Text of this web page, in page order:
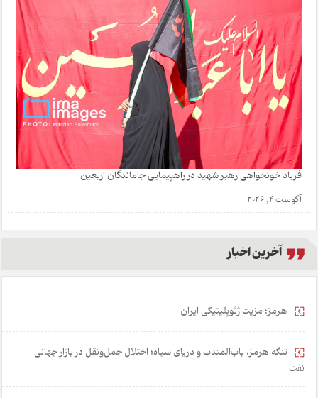
فریاد خونخواهی رهبر شهید در راهپیمایی جاماندگان اربعین
آگوست 4, 2026
آخرین اخبار
هرمز؛ مزیت ژئوپلیتیکی ایران
تنگه هرمز، باب‌المندب و دریای سیاه؛ اختلال حمل‌ونقل در بازار جهانی
نفت